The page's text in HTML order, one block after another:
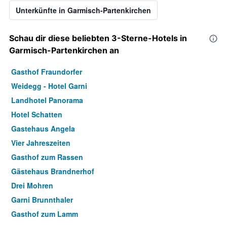
Unterkünfte in Garmisch-Partenkirchen
Schau dir diese beliebten 3-Sterne-Hotels in
Garmisch-Partenkirchen an
Gasthof Fraundorfer
Weidegg - Hotel Garni
Landhotel Panorama
Hotel Schatten
Gastehaus Angela
Vier Jahreszeiten
Gasthof zum Rassen
Gästehaus Brandnerhof
Drei Mohren
Garni Brunnthaler
Gasthof zum Lamm